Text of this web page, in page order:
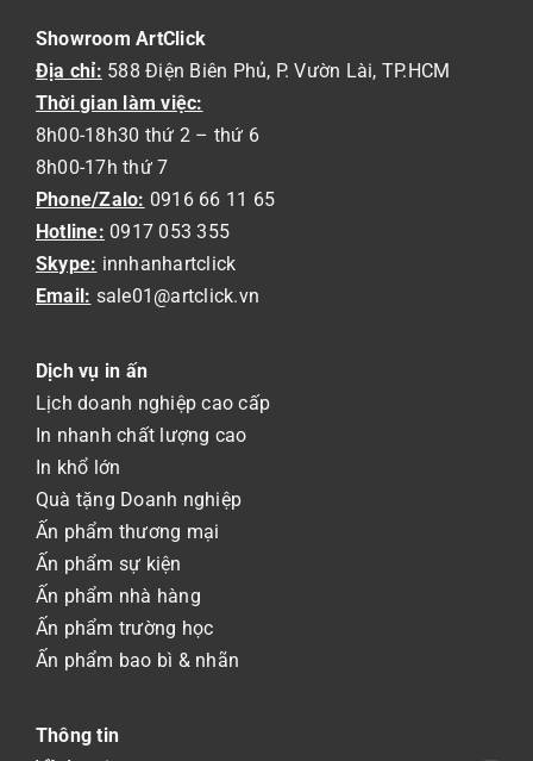
Showroom ArtClick
Địa chỉ: 588 Điện Biên Phủ, P. Vườn Lài, TP.HCM
Thời gian làm việc:
8h00-18h30 thứ 2 – thứ 6
8h00-17h thứ 7
Phone/Zalo: 0916 66 11 65
Hotline: 0917 053 355
Skype: innhanhartclick
Email: sale01@artclick.vn
Dịch vụ in ấn
Lịch doanh nghiệp cao cấp
In nhanh chất lượng cao
In khổ lớn
Quà tặng Doanh nghiệp
Ấn phẩm thương mại
Ấn phẩm sự kiện
Ấn phẩm nhà hàng
Ấn phẩm trường học
Ấn phẩm bao bì & nhãn
Thông tin